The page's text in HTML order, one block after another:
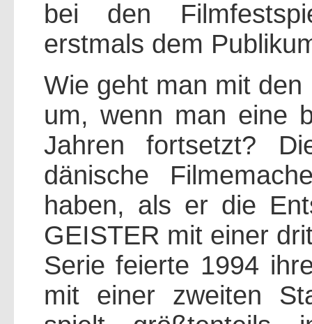
bei den
erstmals dem
Wie geht man mit
um, wenn man eine
Jahren fortsetzt?
dänische
haben, als er die
GEISTER mit einer
Serie feierte 1994
mit einer zweiten